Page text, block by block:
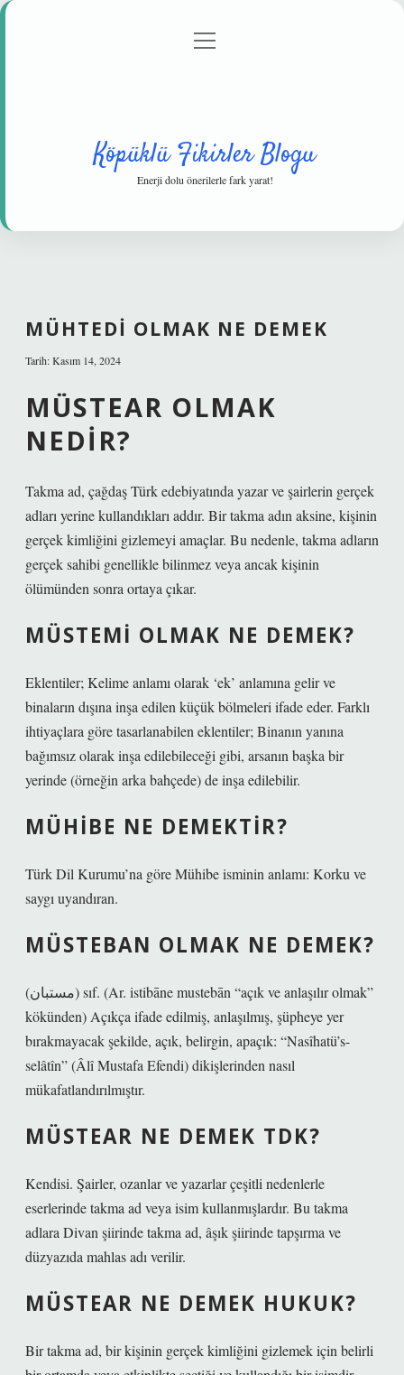
Gizlilik Politikası
menüyü
Köpüklü Fikirler Blogu
Enerji dolu önerilerle fark yarat!
MÜHTEDI OLMAK NE DEMEK
Tarih: Kasım 14, 2024
MÜSTEAR OLMAK
NEDIR?
Takma ad, çağdaş Türk edebiyatında yazar ve şairlerin gerçek
adları yerine kullandıkları addır. Bir takma adın aksine, kişinin
gerçek kimliğini gizlemeyi amaçlar. Bu nedenle, takma adların
gerçek sahibi genellikle bilinmez veya ancak kişinin
ölümünden sonra ortaya çıkar.
MÜSTEMI OLMAK NE DEMEK?
Eklentiler; Kelime anlamı olarak ‘ek’ anlamına gelir ve
binaların dışına inşa edilen küçük bölmeleri ifade eder. Farklı
ihtiyaçlara göre tasarlanabilen eklentiler; Binanın yanına
bağımsız olarak inşa edilebileceği gibi, arsanın başka bir
yerinde (örneğin arka bahçede) de inşa edilebilir.
MÜHIBE NE DEMEKTIR?
Türk Dil Kurumu’na göre Mühibe isminin anlamı: Korku ve
saygı uyandıran.
MÜSTEBAN OLMAK NE DEMEK?
(ﻣﺴﺘﺒﺎﻥ) sıf. (Ar. istibāne mustebān “açık ve anlaşılır olmak”
kökünden) Açıkça ifade edilmiş, anlaşılmış, şüpheye yer
bırakmayacak şekilde, açık, belirgin, apaçık: “Nasîhatü’s-
selâtîn” (Âlî Mustafa Efendi) dikişlerinden nasıl
mükafatlandırılmıştır.
MÜSTEAR NE DEMEK TDK?
Kendisi. Şairler, ozanlar ve yazarlar çeşitli nedenlerle
eserlerinde takma ad veya isim kullanmışlardır. Bu takma
adlara Divan şiirinde takma ad, âşık şiirinde tapşırma ve
düzyazıda mahlas adı verilir.
MÜSTEAR NE DEMEK HUKUK?
Bir takma ad, bir kişinin gerçek kimliğini gizlemek için belirli